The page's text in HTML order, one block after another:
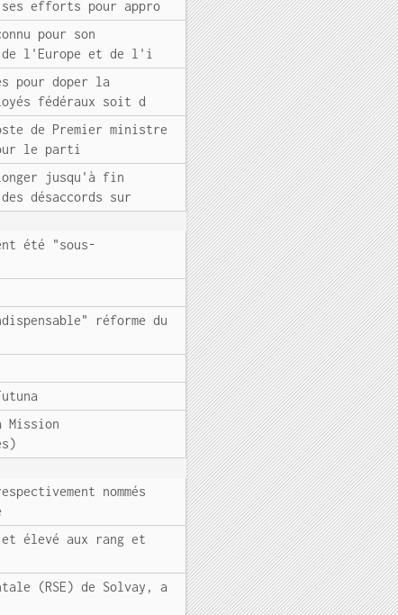
efforts pour appro
pour son
de l'Europe et de l'i
pour doper la
fédéraux soit d
de Premier ministre
le parti
jusqu'à fin
désaccords sur
été "sous-
réforme du
Mission
nommés
et élevé aux rang et
(RSE) de Solvay, a